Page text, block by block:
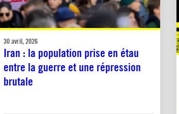
30 avril, 2026
Iran : la population prise en étau
entre la guerre et une répression
brutale